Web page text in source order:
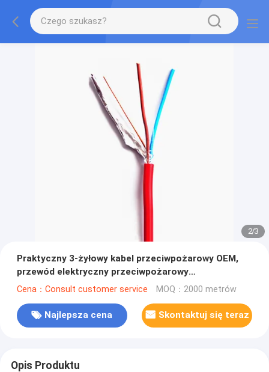
2/3
Praktyczny 3-żyłowy kabel przeciwpożarowy OEM,
przewód elektryczny przeciwpożarowy
przeciwpożarowy przeciw zasadowi
Cena：Consult customer service MOQ：2000 metrów
Najlepsza cena Skontaktuj się teraz
Opis Produktu